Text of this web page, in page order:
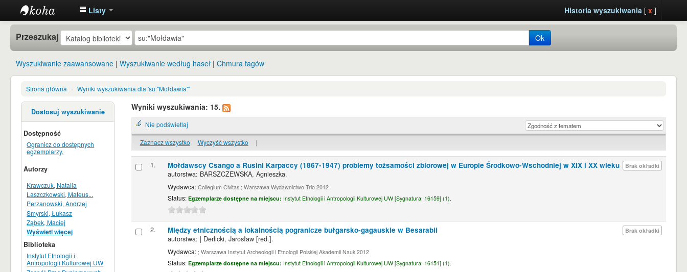
Instytut
Etnologii i
Antropologii
Kulturowej
UW
Listy Historia wyszukiwania[ x ]
Przeszukaj Ok
Wyszukiwanie zaawansowane Wyszukiwanie według haseł Chmura tagów
Strona główna › Wyniki wyszukiwania dla 'su:"Mołdawia"'
Dostosuj wyszukiwanie
Dostępność
Ogranicz do dostępnych
egzemplarzy.
Autorzy
Krawczuk, Natalia
Laszczkowski, Mateus...
Perzanowski, Andrzej
Smyrski, Łukasz
Ząbek, Maciej
Wyświetl więcej
Biblioteka
Instytut Etnologii i
Antropologii Kulturowej UW
Wyniki wyszukiwania: 15.
Nie podświetlaj
Zaznacz wszystko Wyczyść wszystko |
1. Brak okładki
Mołdawscy Csango a Rusini Karpaccy (1867-1947) problemy tożsamości zbiorowej w Europie Środkowo-Wschodniej w XIX i XX wieku
autorstwa: BARSZCZEWSKA, Agnieszka.
Wydawca: Collegium Civitas ; Warszawa Wydawnictwo Trio 2012
Status: Egzemplarze dostępne na miejscu: Instytut Etnologii i Antropologii Kulturowej UW [Sygnatura: 16159] (1).
2. Brak okładki
Między etnicznością a lokalnością pogranicze bułgarsko-gagauskie w Besarabii
autorstwa: | Derlicki, Jarosław[red.].
Wydawca: ; Warszawa Instytut Archeologii i Etnologii Polskiej Akademii Nauk 2012
Status: Egzemplarze dostępne na miejscu: Instytut Etnologii i Antropologii Kulturowej UW [Sygnatura: 16151] (1).